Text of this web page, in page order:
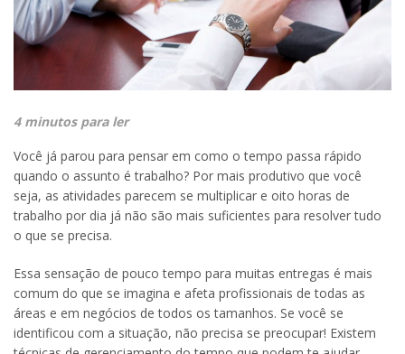
4 minutos para ler
Você já parou para pensar em como o tempo passa rápido
quando o assunto é trabalho? Por mais produtivo que você
seja, as atividades parecem se multiplicar e oito horas de
trabalho por dia já não são mais suficientes para resolver tudo
o que se precisa.
Essa sensação de pouco tempo para muitas entregas é mais
comum do que se imagina e afeta profissionais de todas as
áreas e em negócios de todos os tamanhos. Se você se
identificou com a situação, não precisa se preocupar! Existem